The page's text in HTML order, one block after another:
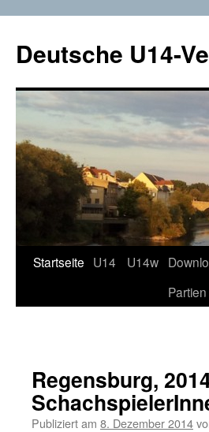
Deutsche U14-
Zum
Startseite U14 U14w
Partien
Regensburg,
Publiziert am 8. Dezember 2014